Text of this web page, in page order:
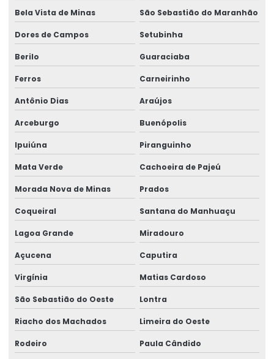
Bela Vista de Minas São Sebastião do Maranhão
Dores de Campos Setubinha
Berilo Guaraciaba
Ferros Carneirinho
Antônio Dias Araújos
Arceburgo Buenópolis
Ipuiúna Piranguinho
Mata Verde Cachoeira de Pajeú
Morada Nova de Minas Prados
Coqueiral Santana do Manhuaçu
Lagoa Grande Miradouro
Açucena Caputira
Virgínia Matias Cardoso
São Sebastião do Oeste Lontra
Riacho dos Machados Limeira do Oeste
Rodeiro Paula Cândido